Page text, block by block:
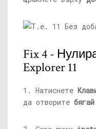
Fix 4 -
Explorer 11
1. Натиснете
да отворите бягай